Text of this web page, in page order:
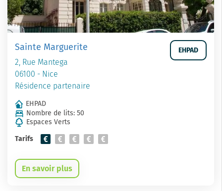
Sainte Marguerite
2, Rue Mantega
06100 - Nice
Résidence partenaire
EHPAD
EHPAD
Nombre de lits: 50
Espaces Verts
Tarifs
En savoir plus